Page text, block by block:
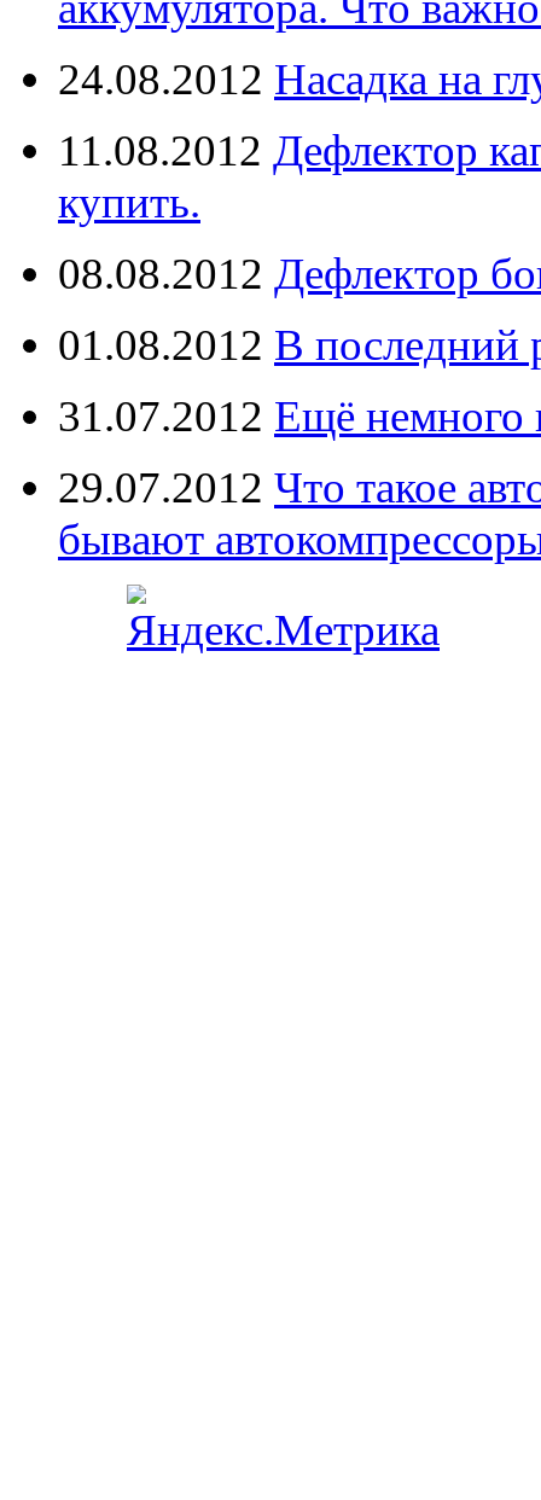
24.08.2012 Насадка на
11.08.2012 Дефлектор
купить.
08.08.2012 Дефлектор
01.08.2012 В последний
31.07.2012 Ещё немного
29.07.2012 Что такое
бывают